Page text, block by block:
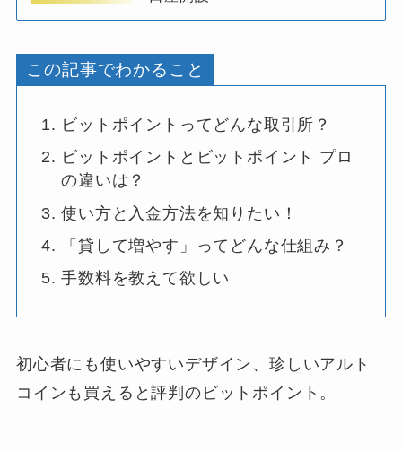
この記事でわかること
ビットポイントってどんな取引所？
ビットポイントとビットポイント プロ
の違いは？
使い方と入金方法を知りたい！
「貸して増やす」ってどんな仕組み？
手数料を教えて欲しい
初心者にも使いやすいデザイン、珍しいアルト
コインも買えると評判のビットポイント。